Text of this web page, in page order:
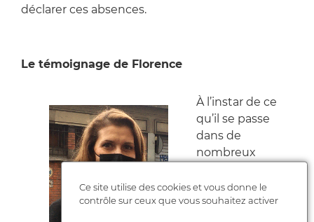
déclarer ces absences.
Le témoignage de Florence
À l’instar de ce
qu’il se passe
dans de
nombreux
sur l’ensemble
de notre
Ce site utilise des cookies et vous donne le
contrôle sur ceux que vous souhaitez activer